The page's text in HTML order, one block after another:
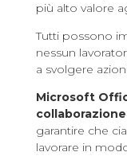
più alto valore
Tutti possono
nessun
a svolgere
Microsoft
collaborazione
garantire che
lavorare in